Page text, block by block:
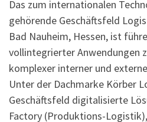
Das zum internationalen
gehörende Geschäftsfeld
Bad Nauheim, Hessen, ist
vollintegrierter Anwendungen
komplexer interner und
Unter der Dachmarke Körber
Geschäftsfeld digitalisierte
Factory (Produktions-